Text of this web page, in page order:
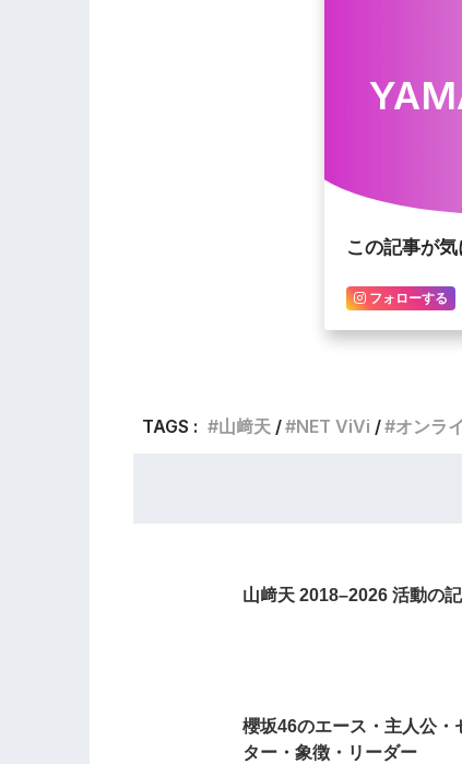
この記事が
フォローする
TAGS :
山﨑天 NET ViVi オンラ
山﨑天 2018–2026 活動の
櫻坂46のエース・主人公・
ター・象徴・リーダー